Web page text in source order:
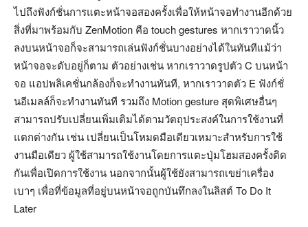
ไปถึงฟังก์ชั่นการแตะหน้าจอสองครั้งเพื่อให้หน้าจอทำงานอีกด้วย
สิ่งที่มาพร้อมกับ ZenMotion คือ touch gestures หากเราวาดนิ้ว
ลงบนหน้าจอก็จะสามารถเล่นฟังก์ชั่นบางอย่างได้ในทันทีแม้ว่า
หน้าจอจะดับอยู่ก็ตาม ตัวอย่างเช่น หากเราวาดรูปตัว C บนหน้า
จอ แอปพลิเคชั่นกล้องก็จะทำงานทันที, หากเราวาดตัว E ฟังก์ชั่
นอีเมลล์ก็จะทำงานทันที รวมถึง Motion gesture สุดพิเศษอื่นๆ
สามารถปรับเปลี่ยนเพิ่มเติมได้ตามวัตถุประสงค์ในการใช้งานที่
แตกต่างกัน เช่น เปลี่ยนเป็นโหมดมือเดียวเหมาะสำหรับการใช้
งานมือเดียว ผู้ใช้สามารถใช้งานโดยการแตะปุ่มโฮมสองครั้งติด
กันเพื่อเปิดการใช้งาน นอกจากนั้นผู้ใช้ยังสามารถเขย่าเครื่อง
เบาๆ เพื่อที่ข้อมูลที่อยู่บนหน้าจอถูกบันทึกลงในลิสต์ To Do It
Later